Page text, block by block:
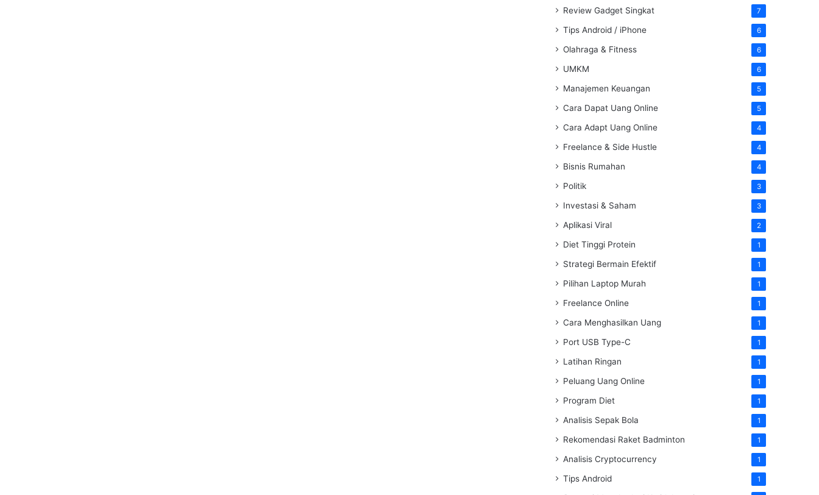
Review Gadget Singkat 7
Tips Android / iPhone 6
Olahraga & Fitness 6
UMKM 6
Manajemen Keuangan 5
Cara Dapat Uang Online 5
Cara Adapt Uang Online 4
Freelance & Side Hustle 4
Bisnis Rumahan 4
Politik 3
Investasi & Saham 3
Aplikasi Viral 2
Diet Tinggi Protein 1
Strategi Bermain Efektif 1
Pilihan Laptop Murah 1
Freelance Online 1
Cara Menghasilkan Uang 1
Port USB Type-C 1
Latihan Ringan 1
Peluang Uang Online 1
Program Diet 1
Analisis Sepak Bola 1
Rekomendasi Raket Badminton 1
Analisis Cryptocurrency 1
Tips Android 1